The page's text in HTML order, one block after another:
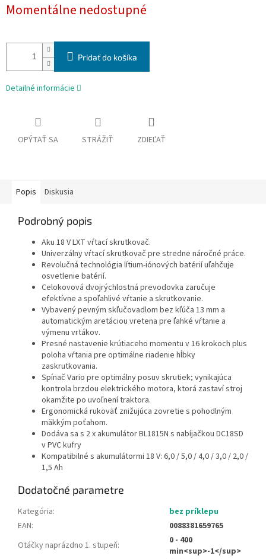
cena:
Momentálne nedostupné
Pridať do košíka
Detailné informácie
OPÝTAŤ SA STRÁŽIŤ ZDIEĽAŤ
Popis Diskusia
Podrobný popis
Aku 18 V LXT vŕtací skrutkovač.
Univerzálny vŕtací skrutkovač pre stredne náročné práce.
Revolučná technológia lítium-iónových batérií uľahčuje
osvetlenie batérií.
Celokovová dvojrýchlostná prevodovka zaručuje
efektívne a spoľahlivé vŕtanie a skrutkovanie.
Vybavený pevným skľučovadlom bez kľúča 13 mm a
automatickým aretáciou vretena pre ľahké vŕtanie a
výmenu vrtákov.
Presné nastavenie krútiaceho momentu v 16 krokoch plus
poloha vŕtania pre optimálne riadenie hĺbky
zaskrutkovania.
Spínač Vario pre optimálny posuv skrutiek; vynikajúca
kontrola brzdou elektrického motora, ktorá zastaví stroj
okamžite po uvoľnení traktora.
Ergonomická rukoväť znižujúca zovretie s pohodlným
mäkkým poťahom.
Dodáva sa s 2 x akumulátor BL1815N s nabíjačkou DC18SD
v PVC kufry
Kompatibilné s akumulátormi 18 V: 6,0 / 5,0 / 4,0 / 3,0 / 2,0 /
1,5 Ah
Dodatočné parametre
Kategória:
bez príklepu
EAN:
0088381659765
Otáčky naprázdno 1. stupeň:
0 - 400
min<sup>-1</sup>